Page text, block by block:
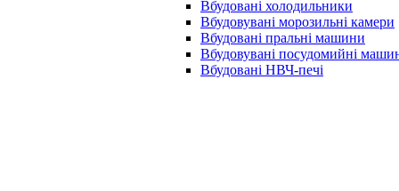
Вбудовані холодильники
Вбудовувані морозильні камери
Вбудовані пральні машини
Вбудовувані посудомийні
Вбудовані НВЧ-печі